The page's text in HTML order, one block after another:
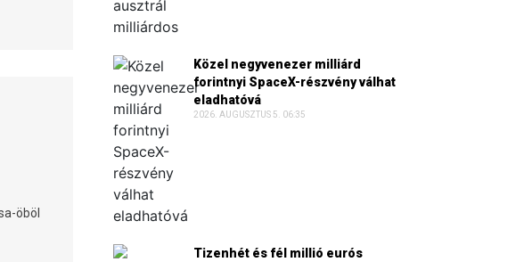
öböl
Közel negyvenezer milliárd
forintnyi SpaceX-részvény válhat
eladhatóvá
2026. AUGUSZTUS 5. 06:35
Tizenhét és fél millió eurós